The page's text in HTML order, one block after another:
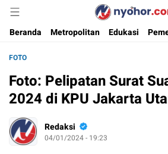
Nyohor.com
Media Informasi
Beranda
Metropolitan Edukasi
FOTO
Foto: Pelipatan Surat
2024 di KPU Jakarta
Redaksi
04/01/2024 - 19:23